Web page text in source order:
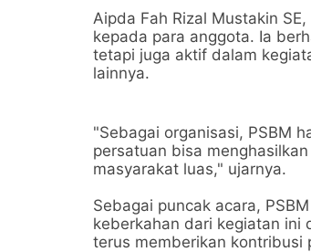
Aipda Fah Rizal Mustakin
kepada para anggota. Ia
tetapi juga aktif dalam
lainnya.
"Sebagai organisasi, PSBM
persatuan bisa
masyarakat luas," ujarnya.
Sebagai puncak acara,
keberkahan dari kegiatan ini
terus memberikan kontribusi